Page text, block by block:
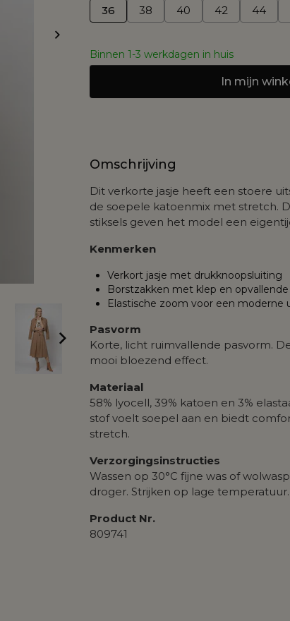
36
38 40 42 44
Binnen 1-3 werkdagen in huis
In mijn
Omschrijving
Dit verkorte jasje heeft een stoere
de soepele katoenmix met stretch.
stiksels geven het model een
Kenmerken
Verkort jasje met drukknoopsluiting
Borstzakken met klep en opvallende
Elastische zoom voor een moderne
Pasvorm
Korte, licht ruimvallende pasvorm.
mooi bloezend effect.
Materiaal
58% lyocell, 39% katoen en 3%
stof voelt soepel aan en biedt
stretch.
Verzorgingsinstructies
Wassen op 30°C fijne was of
droger. Strijken op lage
Product Nr.
809741